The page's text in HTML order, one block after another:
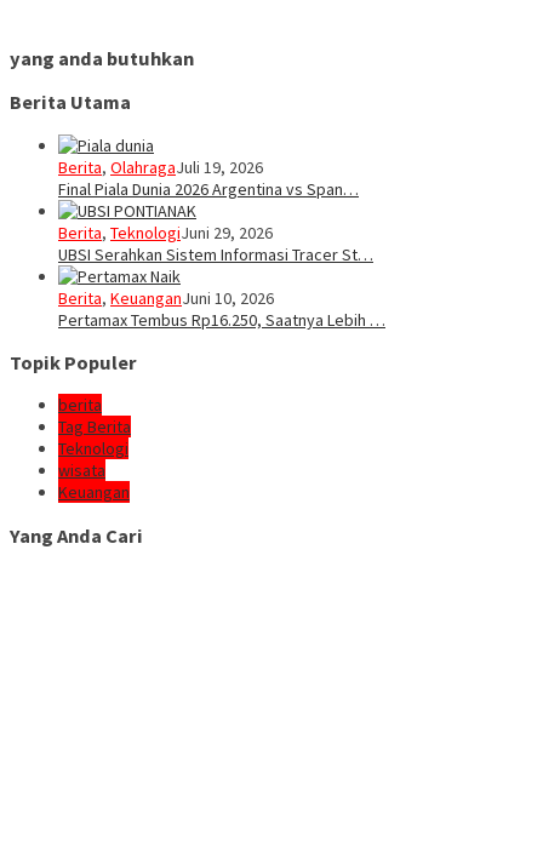
yang anda butuhkan
Berita Utama
Berita, OlahragaJuli 19, 2026
Final Piala Dunia 2026 Argentina vs Span…
Berita, TeknologiJuni 29, 2026
UBSI Serahkan Sistem Informasi Tracer St…
Berita, KeuanganJuni 10, 2026
Pertamax Tembus Rp16.250, Saatnya Lebih …
Topik Populer
berita
Tag Berita
Teknologi
wisata
Keuangan
Yang Anda Cari